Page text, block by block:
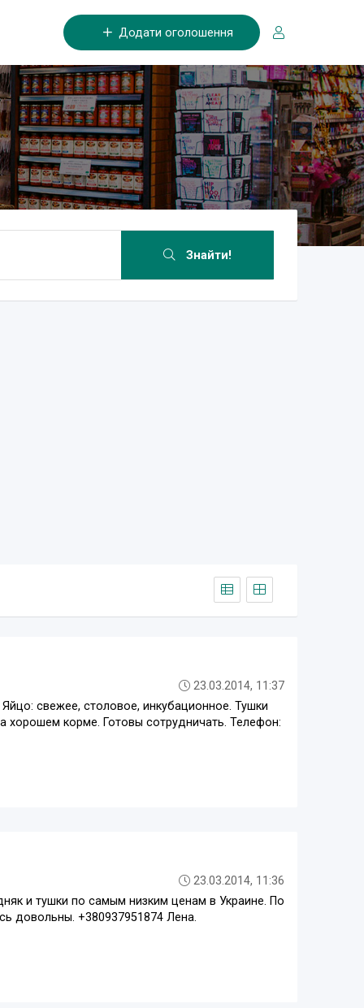
Додати оголошення
Знайти!
23.03.2014, 11:37
свежее, столовое, инкубационное. Тушки
хорошем корме. Готовы сотрудничать. Телефон:
23.03.2014, 11:36
и тушки по самым низким ценам в Украине. По
довольны. +380937951874 Лена.